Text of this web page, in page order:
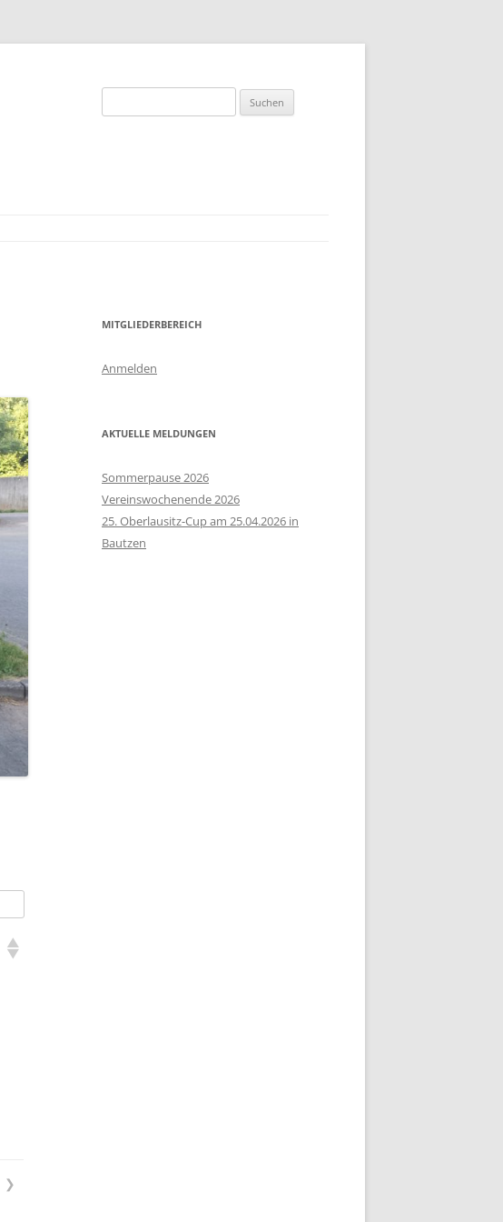
nach:
springen
❯
MITGLIEDERBEREICH
Anmelden
AKTUELLE MELDUNGEN
Sommerpause 2026
Vereinswochenende 2026
25. Oberlausitz-Cup am 25.04.2026 in
Bautzen